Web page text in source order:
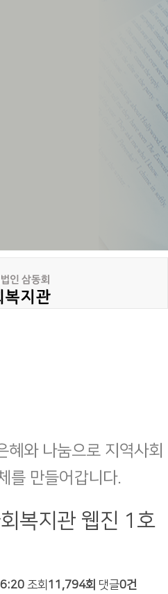
혜와 나눔으로 지역사회
를 만들어갑니다.
복지관 웹진 1호
조회 11,794회 댓글0건